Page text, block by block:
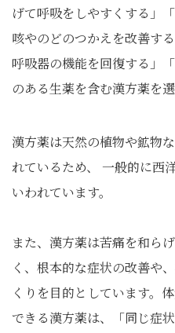
げて呼吸をしやすくする」
咳やのどのつかえを改善す
呼吸器の機能を回復する」
のある生薬を含む漢方薬を選
漢方薬は天然の植物や鉱物
れているため、 一般的に西
いわれています。
また、漢方薬は苦痛を和ら
く、根本的な症状の改善や
くりを目的としています。
できる漢方薬は、「同じ症